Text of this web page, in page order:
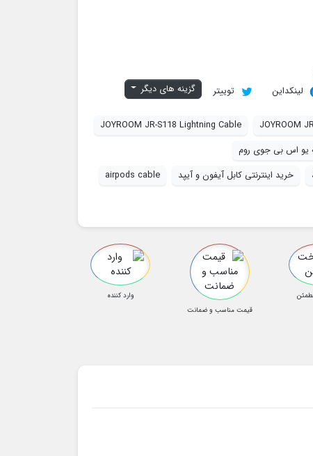
لینکداین توییتر گزینه های دیگر
JOYROOM JR-S118 Lightning Cable
یو اس بی جوی روم
خرید اینترنتی کابل آیفون و آیپد
airpods cable
قیمت مناسب و ضمانت
وارد کننده